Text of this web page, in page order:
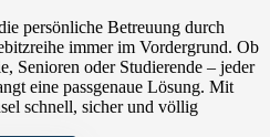
persönliche Betreuung durch
immer im Vordergrund. Ob
Senioren oder Studierende – jeder
eine passgenaue Lösung. Mit
schnell, sicher und völlig